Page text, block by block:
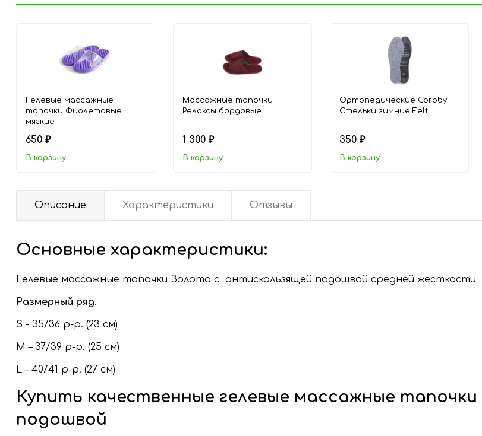
Гелевые массажные
тапочки Фиолетовые
мягкие
650 ₽
В корзину
Массажные тапочки
Релаксы бордовые
1 300 ₽
В корзину
Ортопедические Corbby
Стельки зимние Felt
350 ₽
В корзину
Описание Характеристики Отзывы
Основные характеристики:
Гелевые массажные тапочки Золото с антискользящей подошвой средней жесткости
Размерный ряд.
S - 35/36 р-р. (23 см)
M – 37/39 р-р. (25 см)
L – 40/41 р-р. (27 см)
Купить качественные гелевые массажные
подошвой